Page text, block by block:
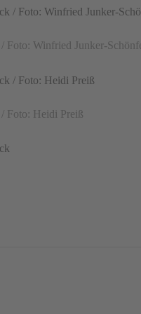
Foto: Winfried Junker-
Foto: Heidi Preiß